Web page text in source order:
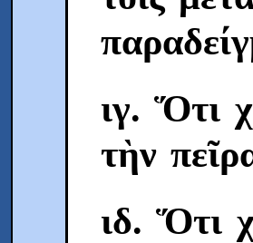
ιγ. Ὅτι
τὴν
ιδ. Ὅτι